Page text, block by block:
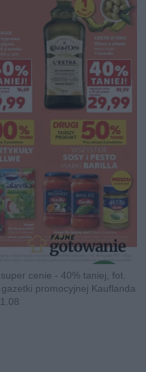
cenie - 40% taniej, fot.
promocyjnej Kauflanda